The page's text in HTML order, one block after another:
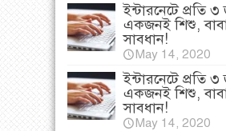
ইন্টারনেটে প্রতি
একজনই শিশু,
সাবধান!
May 14, 2020
ইন্টারনেটে প্রতি
একজনই শিশু,
সাবধান!
May 14, 2020